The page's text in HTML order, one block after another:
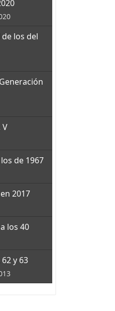
los del
V
de 1967
2017
los 40
y 63